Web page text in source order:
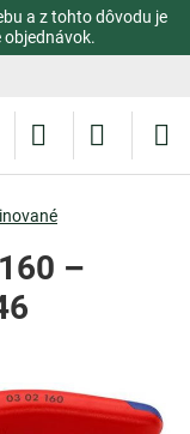
a z tohto dôvodu je
objednávok.
–